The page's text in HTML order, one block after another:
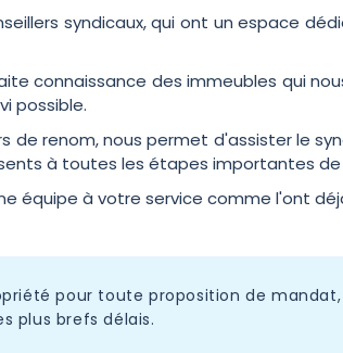
syndicaux, qui ont un espace
connaissance des immeubles qui
possible.
renom, nous permet d'assister le
à toutes les étapes importantes
équipe à votre service comme l'ont
pour toute proposition de
plus brefs délais.